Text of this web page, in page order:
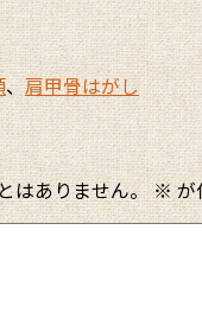
、肩甲骨はがし
はありません。※が